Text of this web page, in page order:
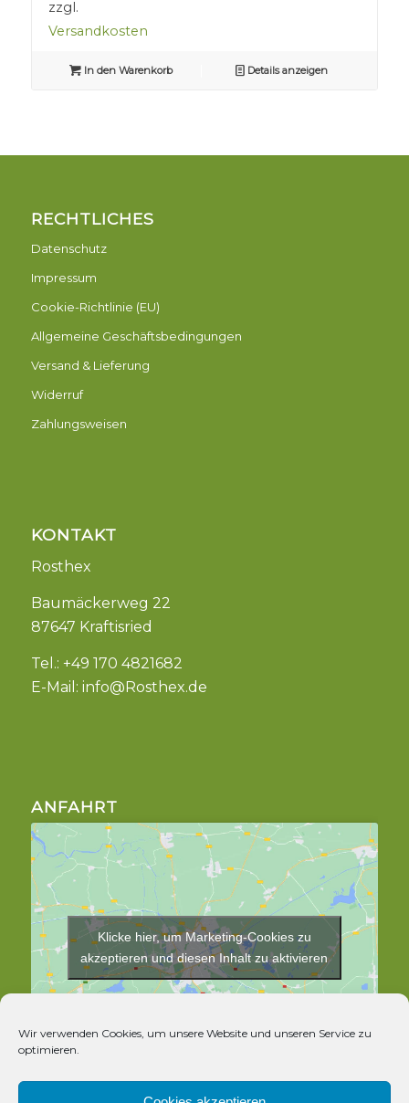
Wir verwenden Cookies, um unsere Website und unseren Service zu
optimieren.
zzgl.
Versandkosten
In den Warenkorb Details anzeigen
RECHTLICHES
Datenschutz
Impressum
Cookie-Richtlinie (EU)
Allgemeine Geschäftsbedingungen
Versand & Lieferung
Widerruf
Zahlungsweisen
KONTAKT
Rosthex
Baumäckerweg 22
87647 Kraftisried
Tel.: +49 170 4821682
E-Mail: info@Rosthex.de
ANFAHRT
Klicke hier, um Marketing-Cookies zu
akzeptieren und diesen Inhalt zu aktivieren